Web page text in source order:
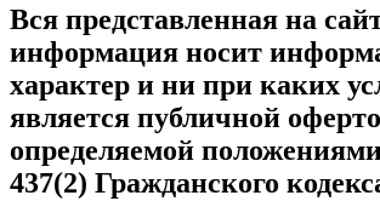
Вся представленная на
информация носит
характер и ни при каких
является публичной
определяемой
437(2) Гражданского